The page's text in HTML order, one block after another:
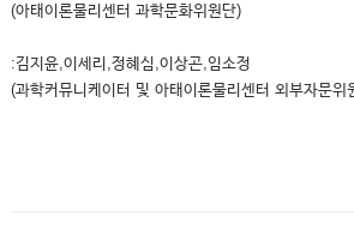
(아태이론물리센터 과학문화위원단)
:김지윤,이세리,정혜심,이상곤,임소정
(과학커뮤니케이터 및 아태이론물리센터 외부자문위